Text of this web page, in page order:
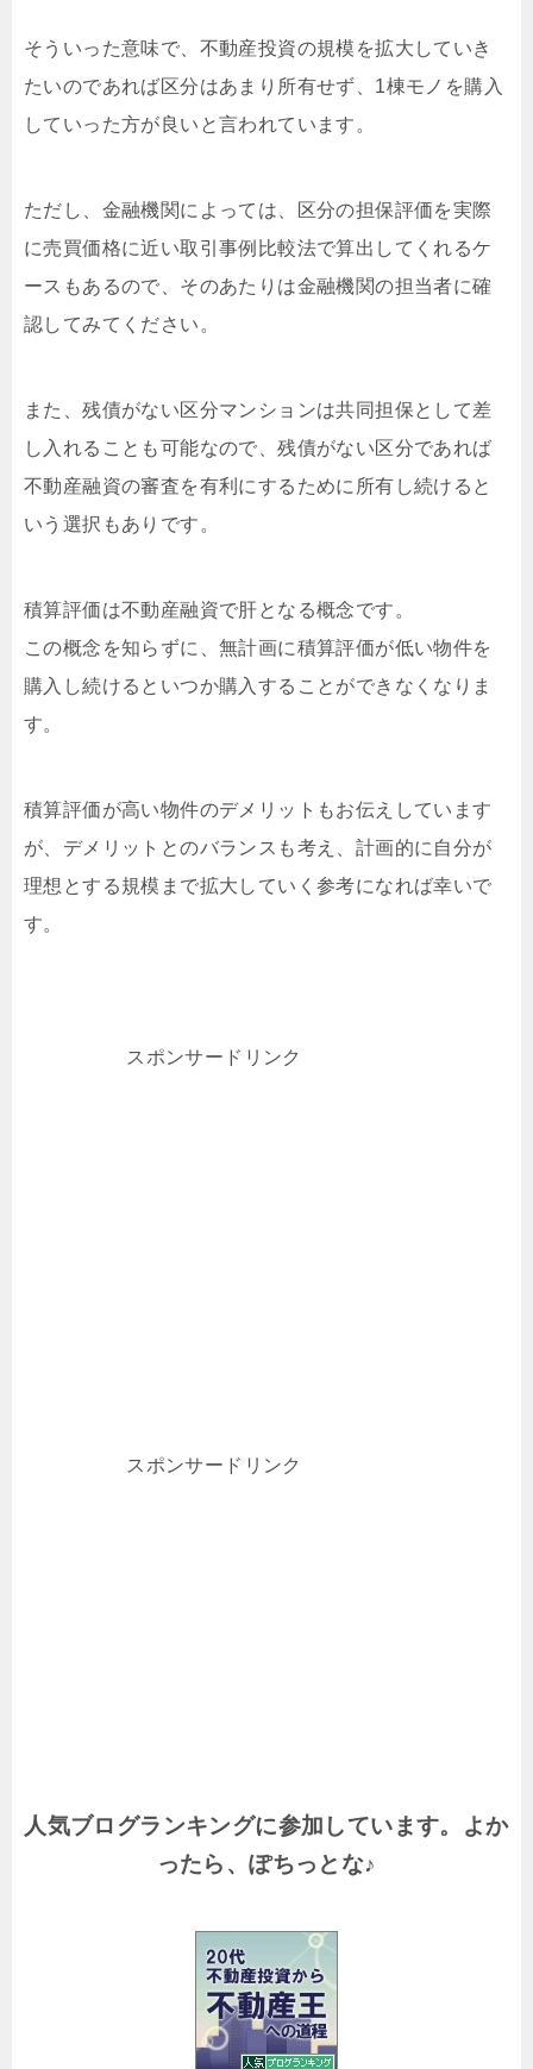
そういった意味で、不動産投資の規模を拡大していき
たいのであれば区分はあまり所有せず、1棟モノを購入
していった方が良いと言われています。
ただし、金融機関によっては、区分の担保評価を実際
に売買価格に近い取引事例比較法で算出してくれるケ
ースもあるので、そのあたりは金融機関の担当者に確
認してみてください。
また、残債がない区分マンションは共同担保として差
し入れることも可能なので、残債がない区分であれば
不動産融資の審査を有利にするために所有し続けると
いう選択もありです。
積算評価は不動産融資で肝となる概念です。
この概念を知らずに、無計画に積算評価が低い物件を
購入し続けるといつか購入することができなくなりま
す。
積算評価が高い物件のデメリットもお伝えしています
が、デメリットとのバランスも考え、計画的に自分が
理想とする規模まで拡大していく参考になれば幸いで
す。
スポンサードリンク
スポンサードリンク
人気ブログランキングに参加しています。よか
ったら、ぽちっとな♪